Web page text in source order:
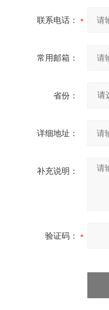
联系电话：
常用邮箱：
省份：
详细地址：
补充说明：
验证码：